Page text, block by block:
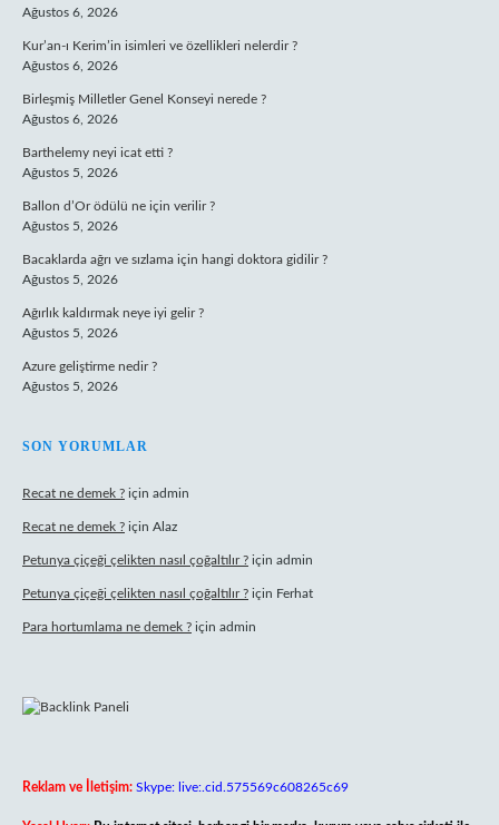
Ağustos 6, 2026
Kur’an-ı Kerim’in isimleri ve özellikleri nelerdir ?
Ağustos 6, 2026
Birleşmiş Milletler Genel Konseyi nerede ?
Ağustos 6, 2026
Barthelemy neyi icat etti ?
Ağustos 5, 2026
Ballon d’Or ödülü ne için verilir ?
Ağustos 5, 2026
Bacaklarda ağrı ve sızlama için hangi doktora gidilir ?
Ağustos 5, 2026
Ağırlık kaldırmak neye iyi gelir ?
Ağustos 5, 2026
Azure geliştirme nedir ?
Ağustos 5, 2026
SON YORUMLAR
Recat ne demek ? için admin
Recat ne demek ? için Alaz
Petunya çiçeği çelikten nasıl çoğaltılır ? için admin
Petunya çiçeği çelikten nasıl çoğaltılır ? için Ferhat
Para hortumlama ne demek ? için admin
Reklam ve İletişim: Skype: live:.cid.575569c608265c69